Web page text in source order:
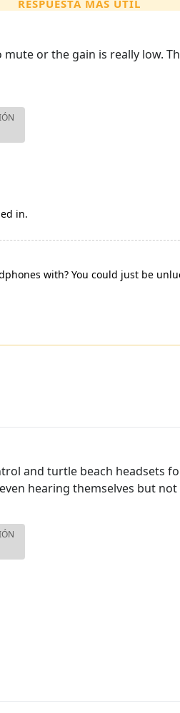
RESPUESTA MÁS ÚTIL
or the gain is really low.
in.
with? You could just be
and turtle beach headsets
hearing themselves but not